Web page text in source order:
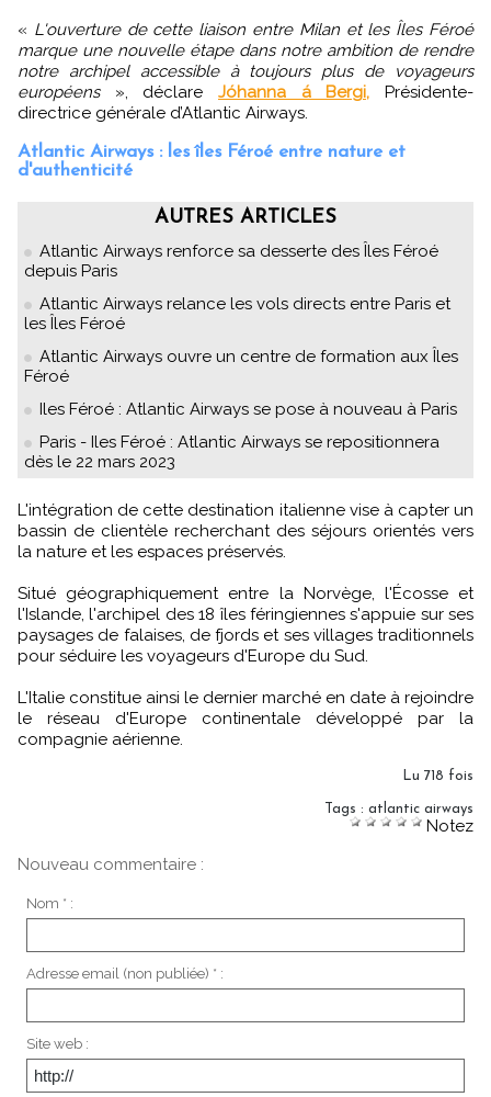
« L'ouverture de cette liaison entre Milan et les Îles Féroé
marque une nouvelle étape dans notre ambition de rendre
notre archipel accessible à toujours plus de voyageurs
européens», déclare Jóhanna á Bergi, Présidente-
directrice générale d’Atlantic Airways.
Atlantic Airways : les îles Féroé entre nature et
d'authenticité
AUTRES ARTICLES
Atlantic Airways renforce sa desserte des Îles Féroé
depuis Paris
Atlantic Airways relance les vols directs entre Paris et
les Îles Féroé
Atlantic Airways ouvre un centre de formation aux Îles
Féroé
Iles Féroé : Atlantic Airways se pose à nouveau à Paris
Paris - Iles Féroé : Atlantic Airways se repositionnera
dès le 22 mars 2023
L'intégration de cette destination italienne vise à capter un
bassin de clientèle recherchant des séjours orientés vers
la nature et les espaces préservés.
Situé géographiquement entre la Norvège, l'Écosse et
l'Islande, l'archipel des 18 îles féringiennes s'appuie sur ses
paysages de falaises, de fjords et ses villages traditionnels
pour séduire les voyageurs d'Europe du Sud.
L'Italie constitue ainsi le dernier marché en date à rejoindre
le réseau d'Europe continentale développé par la
compagnie aérienne.
Lu 718 fois
Tags : atlantic airways
Notez
Nouveau commentaire :
Nom * :
Adresse email (non publiée) * :
Site web :